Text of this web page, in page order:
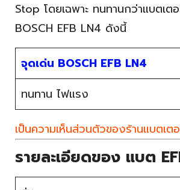
Stop โดยเฉพาะ ทนทานกว่าแบตเ
BOSCH EFB LN4 ดังนี้
จุดเด่น BOSCH EFB LN4
ทนทาน ไฟแรง
เป็นความเห็นส่วนตัวของร้านแบตเตอ
รายละเอียดของ แบต